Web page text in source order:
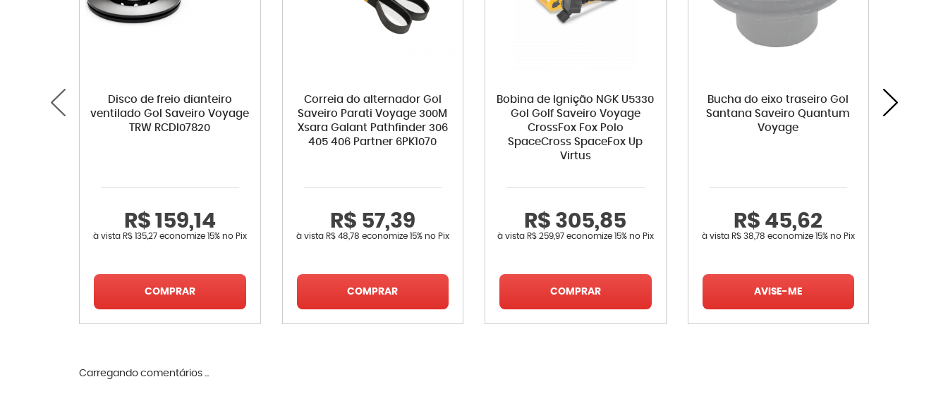
Disco de freio dianteiro
ventilado Gol Saveiro Voyage
TRW RCDI07820
R$ 159,14
à vista R$ 135,27economize 15% no Pix
COMPRAR
Correia do alternador Gol
Saveiro Parati Voyage 300M
Xsara Galant Pathfinder 306
405 406 Partner 6PK1070
R$ 57,39
à vista R$ 48,78 economize 15% no Pix
COMPRAR
Bobina de Ignição NGK U5330
Gol Golf Saveiro Voyage
CrossFox Fox Polo
SpaceCross SpaceFox Up
Virtus
R$ 305,85
à vista R$ 259,97economize 15% no Pix
COMPRAR
Bucha do eixo traseiro Gol
Santana Saveiro Quantum
Voyage
R$ 45,62
à vista R$ 38,78 economize 15% no Pix
AVISE-ME
Carregando comentários ...